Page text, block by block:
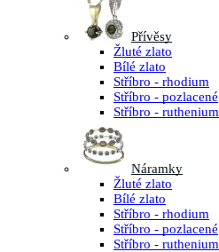
Přívěsy
Žluté zlato
Bílé zlato
Stříbro - rhodium
Stříbro - pozlacené
Stříbro - ruthenium
Náramky
Žluté zlato
Bílé zlato
Stříbro - rhodium
Stříbro - pozlacené
Stříbro - ruthenium